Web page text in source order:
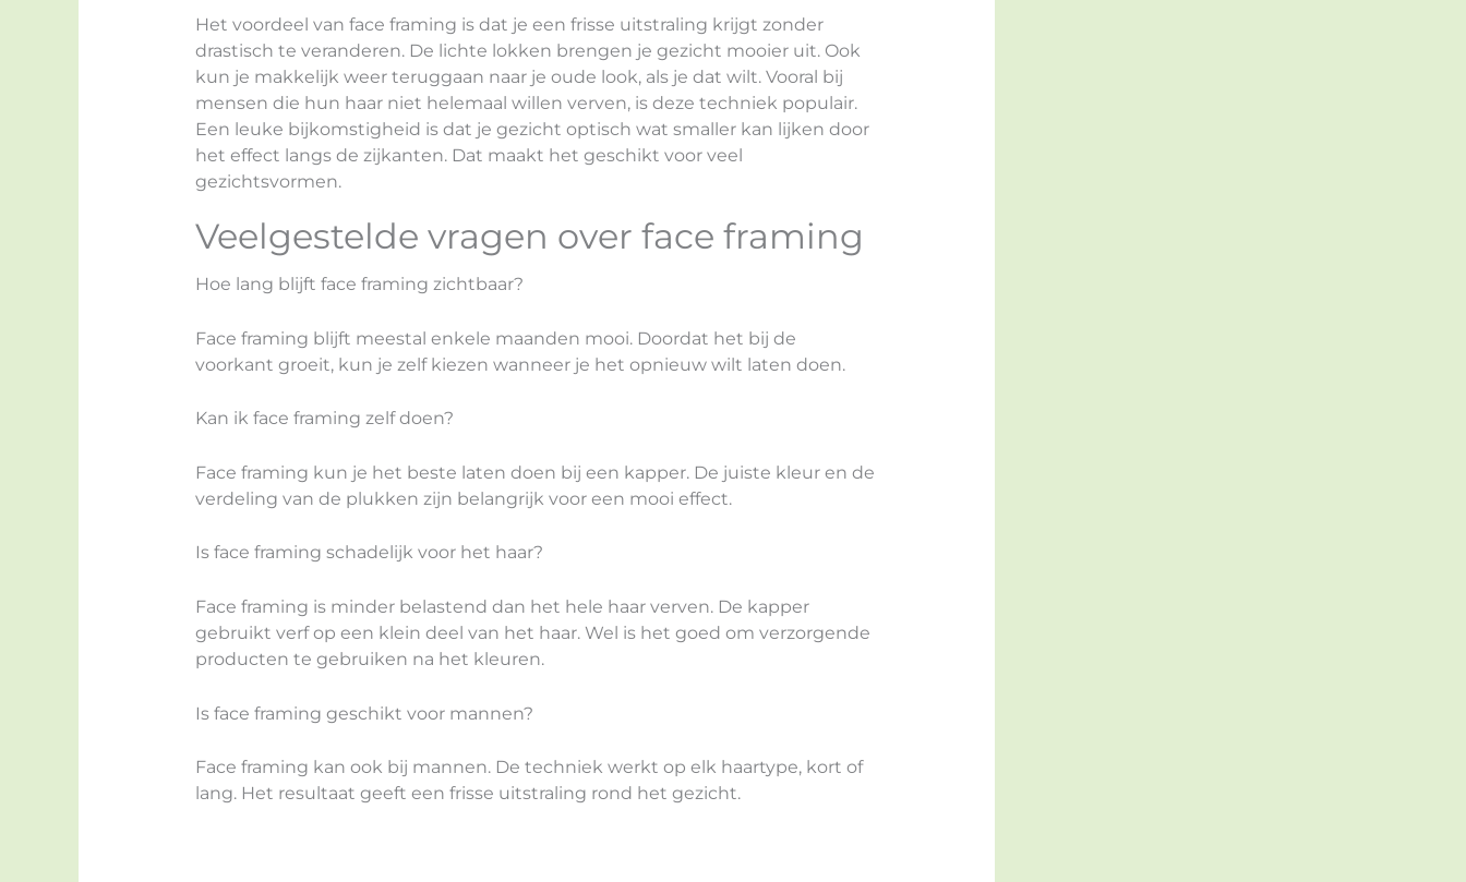
Het voordeel van face framing is dat je een frisse uitstraling krijgt zonder
drastisch te veranderen. De lichte lokken brengen je gezicht mooier uit. Ook
kun je makkelijk weer teruggaan naar je oude look, als je dat wilt. Vooral bij
mensen die hun haar niet helemaal willen verven, is deze techniek populair.
Een leuke bijkomstigheid is dat je gezicht optisch wat smaller kan lijken door
het effect langs de zijkanten. Dat maakt het geschikt voor veel
gezichtsvormen.
Veelgestelde vragen over face framing
Hoe lang blijft face framing zichtbaar?
Face framing blijft meestal enkele maanden mooi. Doordat het bij de
voorkant groeit, kun je zelf kiezen wanneer je het opnieuw wilt laten doen.
Kan ik face framing zelf doen?
Face framing kun je het beste laten doen bij een kapper. De juiste kleur en de
verdeling van de plukken zijn belangrijk voor een mooi effect.
Is face framing schadelijk voor het haar?
Face framing is minder belastend dan het hele haar verven. De kapper
gebruikt verf op een klein deel van het haar. Wel is het goed om verzorgende
producten te gebruiken na het kleuren.
Is face framing geschikt voor mannen?
Face framing kan ook bij mannen. De techniek werkt op elk haartype, kort of
lang. Het resultaat geeft een frisse uitstraling rond het gezicht.